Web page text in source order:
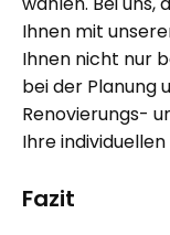
Ihnen mit
Ihnen nicht nur
bei der Planung
Renovierungs-
Ihre
Fazit